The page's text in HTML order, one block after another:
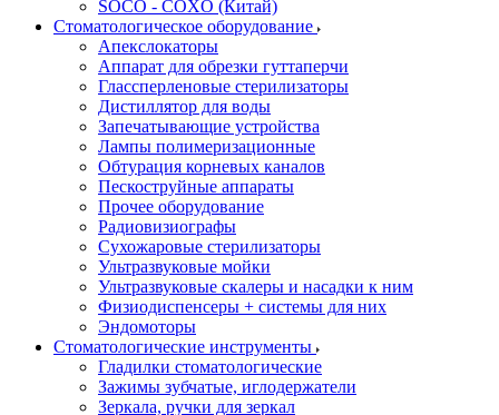
SOCO - COXO (Китай)
Стоматологическое оборудование
Апекслокаторы
Аппарат для обрезки гуттаперчи
Глассперленовые стерилизаторы
Дистиллятор для воды
Запечатывающие устройства
Лампы полимеризационные
Обтурация корневых каналов
Пескоструйные аппараты
Прочее оборудование
Радиовизиографы
Сухожаровые стерилизаторы
Ультразвуковые мойки
Ультразвуковые скалеры и насадки к ним
Физиодиспенсеры + системы для них
Эндомоторы
Стоматологические инструменты
Гладилки стоматологические
Зажимы зубчатые, иглодержатели
Зеркала, ручки для зеркал